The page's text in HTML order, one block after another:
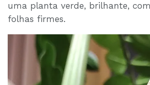
uma planta verde, brilhante,
folhas firmes.